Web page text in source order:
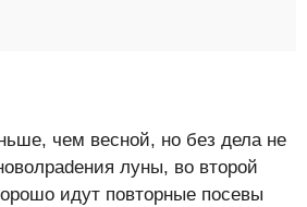
чем весной, но без дела не
луны, во второй
идут повторные посевы